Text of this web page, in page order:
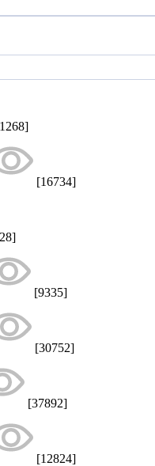
[16734]
[9335]
[30752]
[37892]
[12824]